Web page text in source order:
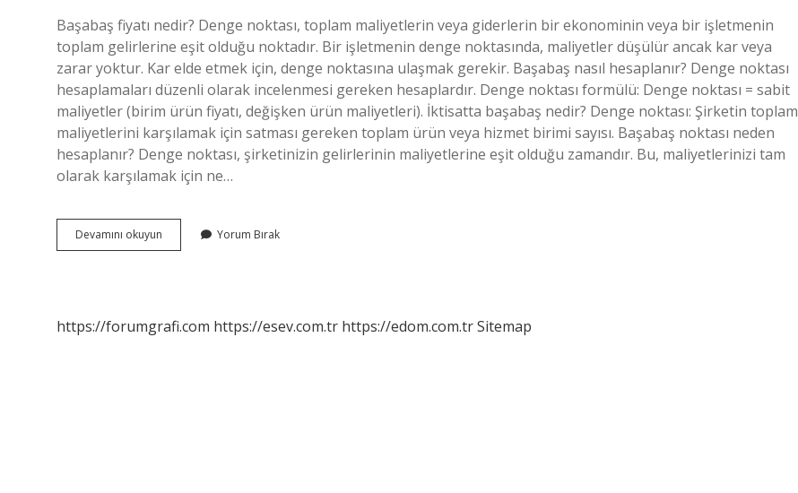
Başabaş fiyatı nedir? Denge noktası, toplam maliyetlerin veya giderlerin bir ekonominin veya bir işletmenin
toplam gelirlerine eşit olduğu noktadır. Bir işletmenin denge noktasında, maliyetler düşülür ancak kar veya
zarar yoktur. Kar elde etmek için, denge noktasına ulaşmak gerekir. Başabaş nasıl hesaplanır? Denge noktası
hesaplamaları düzenli olarak incelenmesi gereken hesaplardır. Denge noktası formülü: Denge noktası = sabit
maliyetler (birim ürün fiyatı, değişken ürün maliyetleri). İktisatta başabaş nedir? Denge noktası: Şirketin toplam
maliyetlerini karşılamak için satması gereken toplam ürün veya hizmet birimi sayısı. Başabaş noktası neden
hesaplanır? Denge noktası, şirketinizin gelirlerinin maliyetlerine eşit olduğu zamandır. Bu, maliyetlerinizi tam
olarak karşılamak için ne…
Devamını okuyun Başabaş
Satış
Yorum Bırak
https://forumgrafi.com https://esev.com.tr https://edom.com.trSitemap